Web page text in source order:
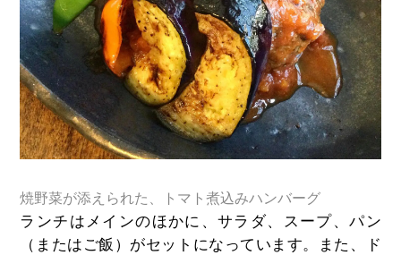
焼野菜が添えられた、トマト煮込みハンバーグ
ランチはメインのほかに、サラダ、スープ、パン
（またはご飯）がセットになっています。また、ド